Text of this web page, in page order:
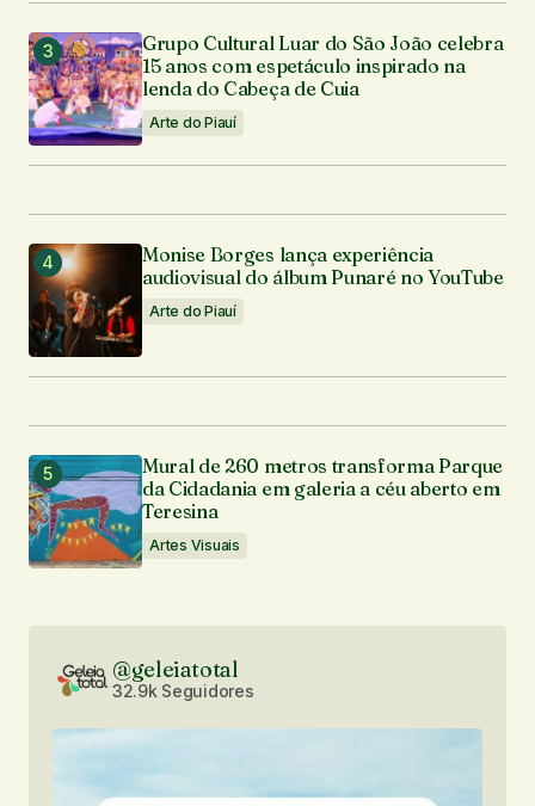
Grupo Cultural Luar do São João celebra
15 anos com espetáculo inspirado na
lenda do Cabeça de Cuia
Arte do Piauí
Monise Borges lança experiência
audiovisual do álbum Punaré no YouTube
Arte do Piauí
Mural de 260 metros transforma Parque
da Cidadania em galeria a céu aberto em
Teresina
Artes Visuais
@geleiatotal
32.9k Seguidores